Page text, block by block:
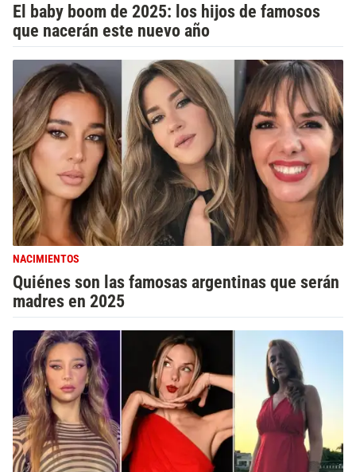
El baby boom de 2025: los hijos de famosos
que nacerán este nuevo año
NACIMIENTOS
Quiénes son las famosas argentinas que serán
madres en 2025